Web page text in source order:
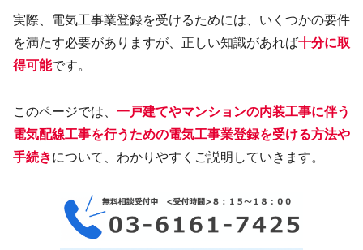
実際、電気工事業登録を受けるためには、いくつかの要件
を満たす必要がありますが、正しい知識があれば十分に取
得可能です。
このページでは、 一戸建てやマンションの内装工事に伴う
電気配線工事を行うための電気工事業登録を受ける方法や
手続きについて、わかりやすくご説明していきます。